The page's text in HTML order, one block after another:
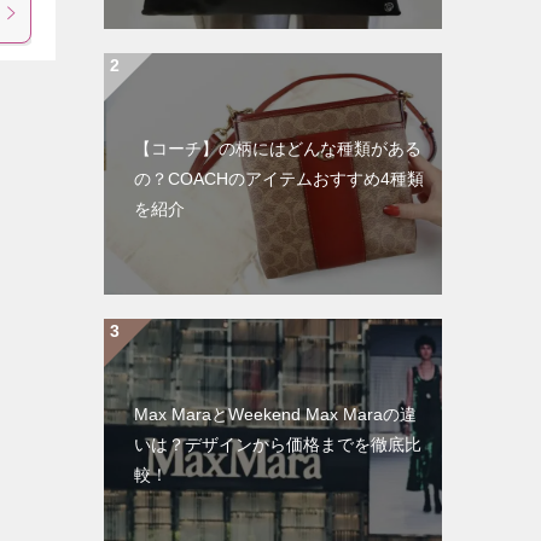
【コーチ】の柄にはどんな種類がある
の？COACHのアイテムおすすめ4種類
を紹介
Max MaraとWeekend Max Maraの違
いは？デザインから価格までを徹底比
較！